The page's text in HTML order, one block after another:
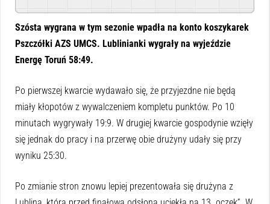
Szósta wygrana w tym sezonie wpadła na konto koszykarek
Pszczółki AZS UMCS. Lublinianki wygrały na wyjeździe
Energę Toruń 58:49.
Po pierwszej kwarcie wydawało się, że przyjezdne nie będą
miały kłopotów z wywalczeniem kompletu punktów. Po 10
minutach wygrywały 19:9. W drugiej kwarcie gospodynie wzięły
się jednak do pracy i na przerwę obie drużyny udały się przy
wyniku 25:30.
Po zmianie stron znowu lepiej prezentowała się drużyna z